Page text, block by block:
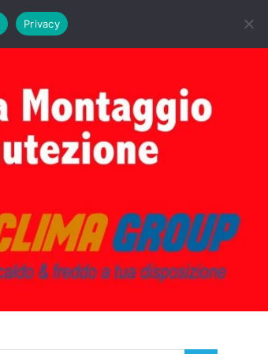
PRIMA ACCENSIONE CALDAIE BIASI
Privacy